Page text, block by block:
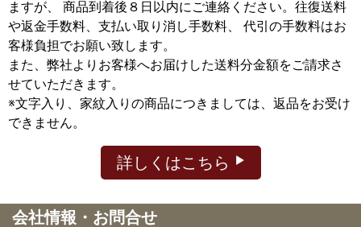
ますが、
商品到着後８日以内にご連絡ください。往復送料
や返金手数料、支払い取り消し手数料、 代引の手数料はお
客様負担でお願い致します。
また、弊社よりお客様へお届けした送料分金額をご請求さ
せていただきます。
※文字入り、家紋入りの商品につきましては、返品をお受け
できません。
詳しくはこちら
会社情報・お問合せ